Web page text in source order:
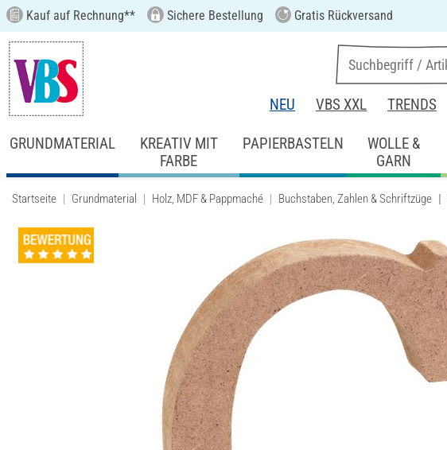
Kauf auf Rechnung** Sichere Bestellung Gratis Rückversand
NEU VBS XXL TRENDS
GRUNDMATERIAL
KREATIV MIT
FARBE
PAPIERBASTELN
WOLLE &
GARN
Startseite Grundmaterial Holz, MDF & Pappmaché Buchstaben, Zahlen & Schriftzüge